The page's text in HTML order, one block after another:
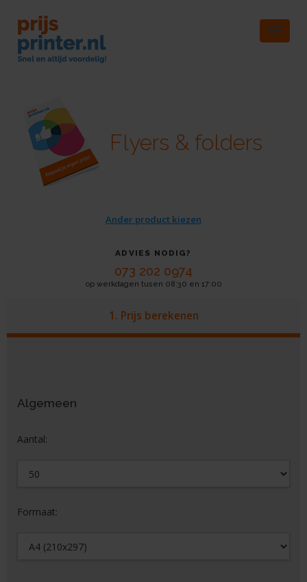
Toggle
Flyers & folders
Ander product kiezen
ADVIES NODIG?
073 202 0974
op werkdagen tusen 08:30 en 17:00
1. Prijs berekenen
Algemeen
Aantal:
Formaat: